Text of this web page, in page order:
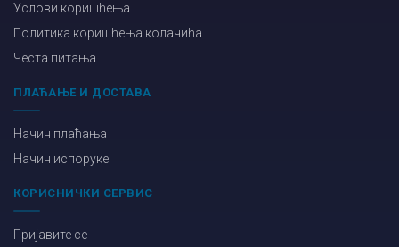
Услови коришћења
Политика коришћења колачића
Честа питања
ПЛАЋАЊЕ И ДОСТАВА
Начин плаћања
Начин испоруке
КОРИСНИЧКИ СЕРВИС
Пријавите се